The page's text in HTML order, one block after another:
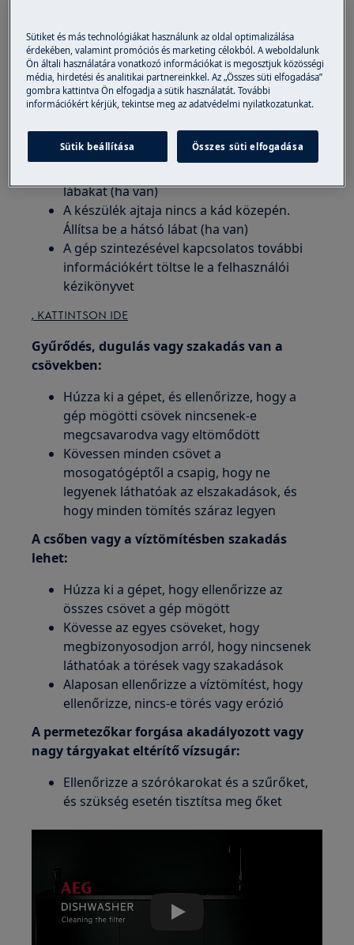
miatt:
A mosogatógép nincs megfelelően vízszintbe
állítva:
Vízmérték segítségével ellenőrizze, hogy a
készülék megfelelően vízszintbe van-e
állítva
lábakat (ha van)
A készülék ajtaja nincs a kád közepén.
Állítsa be a hátsó lábat (ha van)
A gép szintezésével kapcsolatos további
információkért töltse le a felhasználói
kézikönyvet
, KATTINTSON IDE
Gyűrődés, dugulás vagy szakadás van a
csövekben:
Húzza ki a gépet, és ellenőrizze, hogy a
gép mögötti csövek nincsenek-e
megcsavarodva vagy eltömődött
Kövessen minden csövet a
mosogatógéptől a csapig, hogy ne
legyenek láthatóak az elszakadások, és
hogy minden tömítés száraz legyen
A csőben vagy a víztömítésben szakadás
lehet:
Húzza ki a gépet, hogy ellenőrizze az
összes csövet a gép mögött
Kövesse az egyes csöveket, hogy
megbizonyosodjon arról, hogy nincsenek
láthatóak a törések vagy szakadások
Alaposan ellenőrizze a víztömítést, hogy
ellenőrizze, nincs-e törés vagy erózió
A permetezőkar forgása akadályozott vagy
nagy tárgyakat eltérítő vízsugár:
Ellenőrizze a szórókarokat és a szűrőket,
és szükség esetén tisztítsa meg őket
Play
Sütiket és más technológiákat használunk az oldal optimalizálása
érdekében, valamint promóciós és marketing célokból. A weboldalunk
Ön általi használatára vonatkozó információkat is megosztjuk közösségi
média, hirdetési és analitikai partnereinkkel. Az „Összes süti elfogadása”
gombra kattintva Ön elfogadja a sütik használatát. További
információkért kérjük, tekintse meg az adatvédelmi nyilatkozatunkat.
Sütik beállítása Összes süti elfogadása